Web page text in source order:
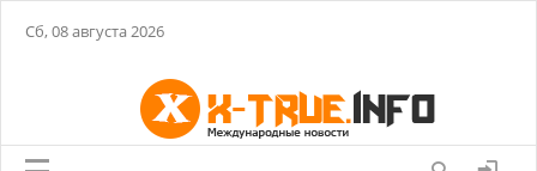
Сб, 08 августа 2026